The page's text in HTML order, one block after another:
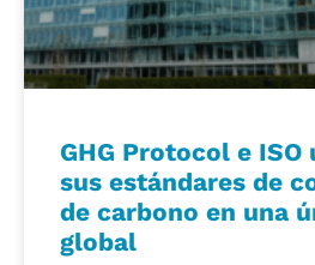
GHG Protocol e
sus estándares de
de carbono en una
global